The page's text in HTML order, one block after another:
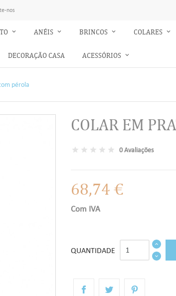
nos
ANÉIS BRINCOS COLARES
DECORAÇÃO CASA ACESSÓRIOS
pérola
COLAR EM
0 Avaliações
68,74 €
Com IVA
QUANTIDADE